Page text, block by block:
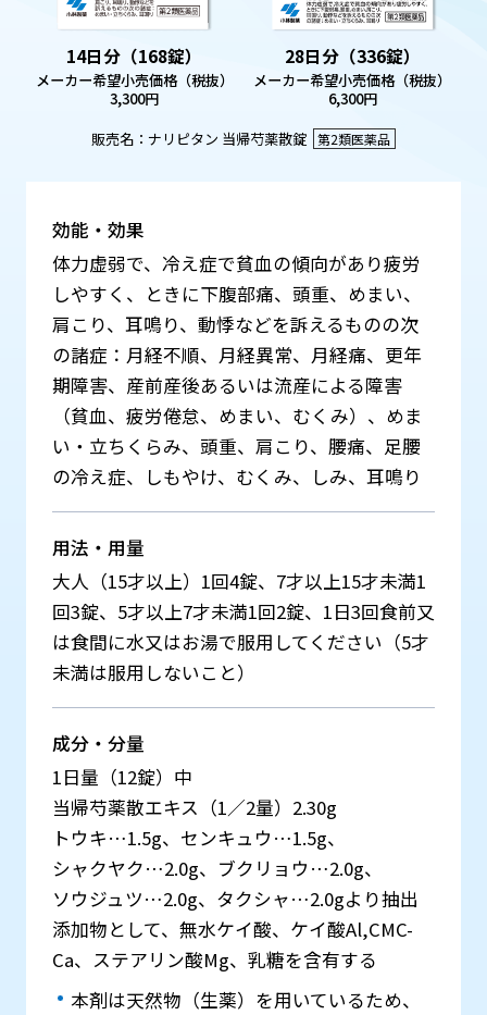
14日分（168錠）
メーカー希望小売価格（税抜）
3,300円
28日分（336錠）
メーカー希望小売価格（税抜）
6,300円
販売名：ナリピタン 当帰芍薬散錠
第2類医薬品
効能・効果
体力虚弱で、冷え症で貧血の傾向があり疲労
しやすく、ときに下腹部痛、頭重、めまい、
肩こり、耳鳴り、動悸などを訴えるものの次
の諸症：月経不順、月経異常、月経痛、更年
期障害、産前産後あるいは流産による障害
（貧血、疲労倦怠、めまい、むくみ）、めま
い・立ちくらみ、頭重、肩こり、腰痛、足腰
の冷え症、しもやけ、むくみ、しみ、耳鳴り
用法・用量
大人（15才以上）1回4錠、7才以上15才未満1
回3錠、5才以上7才未満1回2錠、1日3回食前又
は食間に水又はお湯で服用してください（5才
未満は服用しないこと）
成分・分量
1日量（12錠）中
当帰芍薬散エキス（1／2量）2.30g
トウキ…1.5g、センキュウ…1.5g、
シャクヤク…2.0g、ブクリョウ…2.0g、
ソウジュツ…2.0g、タクシャ…2.0gより抽出
添加物として、無水ケイ酸、ケイ酸Al,CMC-
Ca、ステアリン酸Mg、乳糖を含有する
本剤は天然物（生薬）を用いているため、